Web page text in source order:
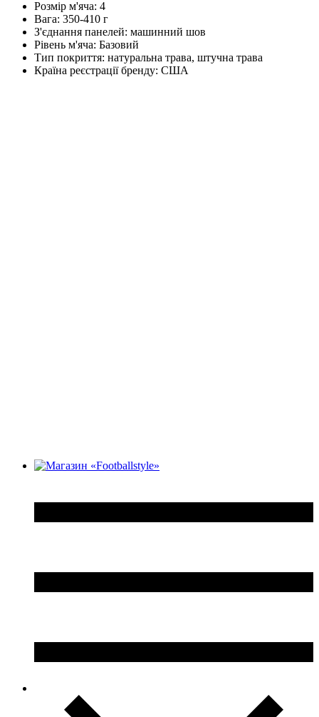
Розмір м'яча: 4
Вага: 350-410 г
З'єднання панелей: машинний шов
Рівень м'яча: Базовий
Тип покриття: натуральна трава, штучна трава
Країна реєстрації бренду: США